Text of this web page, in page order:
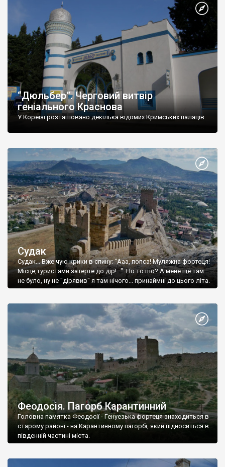
“Дюльбер”. Черговий витвір
геніального Краснова
У Кореїзі розташовано декілька відомих Кримських палаців.
Судак
Судак... Вже чую крики в спину: "Ааа, попса! Муляжна фортеця!
Місце,туристами затерте до дір!..." Но то шо? А мене ще там
не було, ну не "дірявив" я там нічого... принаймні до цього літа.
Феодосія. Пагорб Карантинний
Головна памятка Феодосії - Генуезька фортеця знаходиться в
старому районі - на Карантинному пагорбі, який підноситься в
південній частині міста.